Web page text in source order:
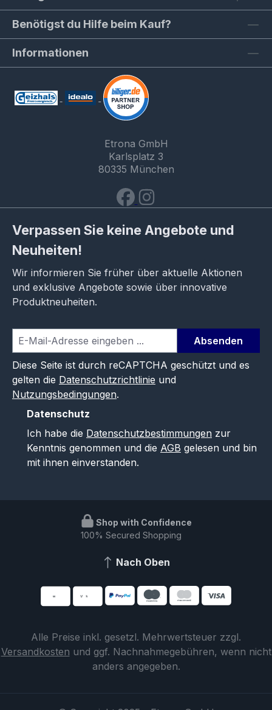
Benötigst du Hilfe beim Kauf?
Informationen
Etrona GmbH
Karlsplatz 3
80335 München
Verpassen Sie keine Angebote und
Neuheiten!
Wir informieren Sie früher über aktuelle Aktionen
und exklusive Angebote sowie über innovative
Produktneuheiten.
Absenden
Diese Seite ist durch reCAPTCHA geschützt und es
gelten die Datenschutzrichtlinie und
Nutzungsbedingungen.
Datenschutz
Ich habe die Datenschutzbestimmungen zur
Kenntnis genommen und die AGB gelesen und bin
mit ihnen einverstanden.
Shop with Confidence
100% Secured Shopping
Nach Oben
Alle Preise inkl. gesetzl. Mehrwertsteuer zzgl.
Versandkosten und ggf. Nachnahmegebühren, wenn nicht
anders angegeben.